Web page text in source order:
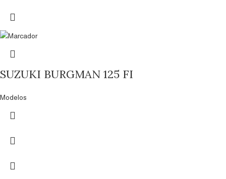
SUZUKI BURGMAN 125 FI
Modelos